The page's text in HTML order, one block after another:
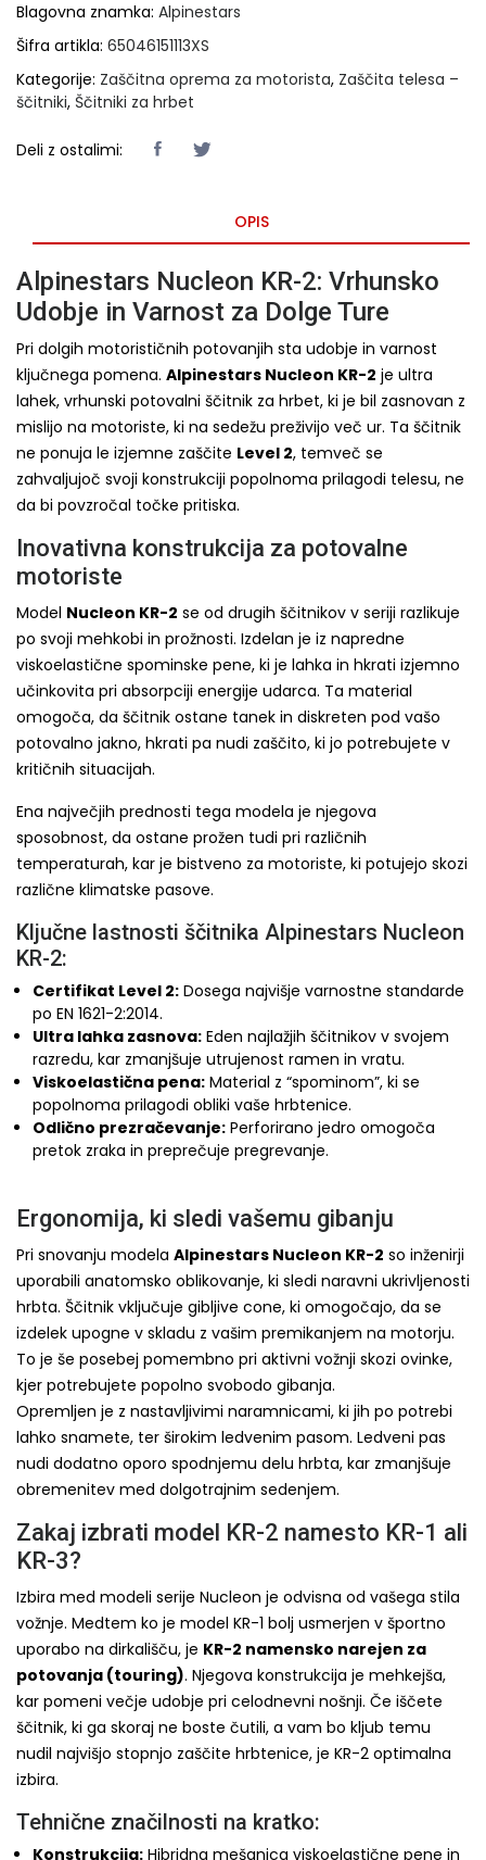
Blagovna znamka: Alpinestars
Šifra artikla: 65046151113XS
Kategorije: Zaščitna oprema za motorista, Zaščita telesa –
ščitniki, Ščitniki za hrbet
Deli z ostalimi:
OPIS
Alpinestars Nucleon KR-2: Vrhunsko
Udobje in Varnost za Dolge Ture
Pri dolgih motorističnih potovanjih sta udobje in varnost
ključnega pomena. Alpinestars Nucleon KR-2 je ultra
lahek, vrhunski potovalni ščitnik za hrbet, ki je bil zasnovan z
mislijo na motoriste, ki na sedežu preživijo več ur. Ta ščitnik
ne ponuja le izjemne zaščite Level 2, temveč se
zahvaljujoč svoji konstrukciji popolnoma prilagodi telesu, ne
da bi povzročal točke pritiska.
Inovativna konstrukcija za potovalne
motoriste
Model Nucleon KR-2 se od drugih ščitnikov v seriji razlikuje
po svoji mehkobi in prožnosti. Izdelan je iz napredne
viskoelastične spominske pene, ki je lahka in hkrati izjemno
učinkovita pri absorpciji energije udarca. Ta material
omogoča, da ščitnik ostane tanek in diskreten pod vašo
potovalno jakno, hkrati pa nudi zaščito, ki jo potrebujete v
kritičnih situacijah.
Ena največjih prednosti tega modela je njegova
sposobnost, da ostane prožen tudi pri različnih
temperaturah, kar je bistveno za motoriste, ki potujejo skozi
različne klimatske pasove.
Ključne lastnosti ščitnika Alpinestars Nucleon
KR-2:
Certifikat Level 2: Dosega najvišje varnostne standarde
po EN 1621-2:2014.
Ultra lahka zasnova: Eden najlažjih ščitnikov v svojem
razredu, kar zmanjšuje utrujenost ramen in vratu.
Viskoelastična pena: Material z “spominom”, ki se
popolnoma prilagodi obliki vaše hrbtenice.
Odlično prezračevanje: Perforirano jedro omogoča
pretok zraka in preprečuje pregrevanje.
Ergonomija, ki sledi vašemu gibanju
Pri snovanju modela Alpinestars Nucleon KR-2 so inženirji
uporabili anatomsko oblikovanje, ki sledi naravni ukrivljenosti
hrbta. Ščitnik vključuje gibljive cone, ki omogočajo, da se
izdelek upogne v skladu z vašim premikanjem na motorju.
To je še posebej pomembno pri aktivni vožnji skozi ovinke,
kjer potrebujete popolno svobodo gibanja.
Opremljen je z nastavljivimi naramnicami, ki jih po potrebi
lahko snamete, ter širokim ledvenim pasom. Ledveni pas
nudi dodatno oporo spodnjemu delu hrbta, kar zmanjšuje
obremenitev med dolgotrajnim sedenjem.
Zakaj izbrati model KR-2 namesto KR-1 ali
KR-3?
Izbira med modeli serije Nucleon je odvisna od vašega stila
vožnje. Medtem ko je model KR-1 bolj usmerjen v športno
uporabo na dirkališču, je KR-2 namensko narejen za
potovanja (touring). Njegova konstrukcija je mehkejša,
kar pomeni večje udobje pri celodnevni nošnji. Če iščete
ščitnik, ki ga skoraj ne boste čutili, a vam bo kljub temu
nudil najvišjo stopnjo zaščite hrbtenice, je KR-2 optimalna
izbira.
Tehnične značilnosti na kratko:
Konstrukcija: Hibridna mešanica viskoelastične pene in